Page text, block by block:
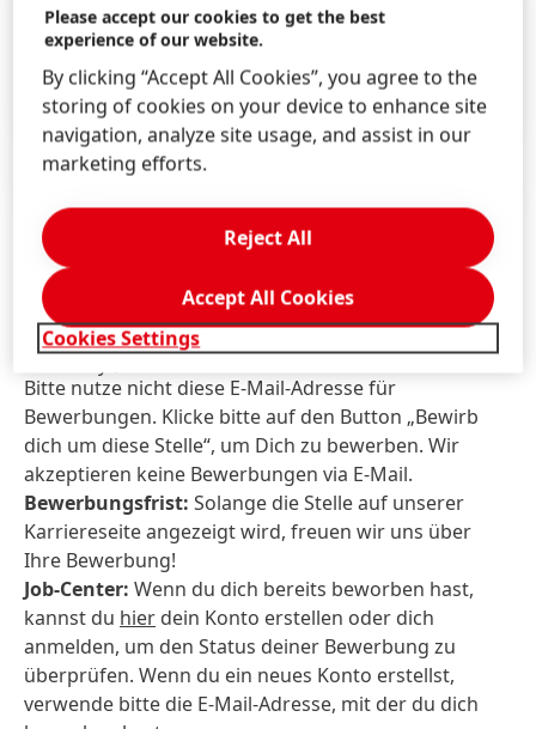
Arbeiten bei Henkel
Referenz-Nr:
req80889
Job-Standorte:
Germany, North Rhine Westphalia,
Düsseldorf
Kontakt für Fragen zur Bewerbung:Recruitment-
Bitte nutze nicht diese E-Mail-Adresse für
Bewerbungen. Klicke bitte auf den Button „Bewirb
dich um diese Stelle“, um Dich zu bewerben. Wir
akzeptieren keine Bewerbungen via E-Mail.
Bewerbungsfrist: Solange die Stelle auf unserer
Karriereseite angezeigt wird, freuen wir uns über
Ihre Bewerbung!
Job-Center: Wenn du dich bereits beworben hast,
kannst du hier dein Konto erstellen oder dich
anmelden, um den Status deiner Bewerbung zu
überprüfen. Wenn du ein neues Konto erstellst,
verwende bitte die E-Mail-Adresse, mit der du dich
Please accept our cookies to get the best
experience of our website.
By clicking “Accept All Cookies”, you agree to the
storing of cookies on your device to enhance site
navigation, analyze site usage, and assist in our
marketing efforts.
Cookies Settings
Reject All
Accept All Cookies